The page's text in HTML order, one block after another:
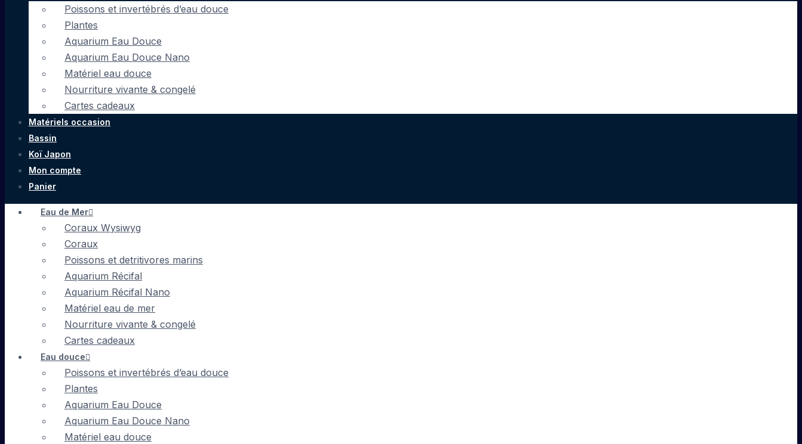
Poissons et invertébrés d’eau douce
Plantes
Aquarium Eau Douce
Aquarium Eau Douce Nano
Matériel eau douce
Nourriture vivante & congelé
Cartes cadeaux
Matériels occasion
Bassin
Koï Japon
Mon compte
Panier
Eau de Mer
Coraux Wysiwyg
Coraux
Poissons et detritivores marins
Aquarium Récifal
Aquarium Récifal Nano
Matériel eau de mer
Nourriture vivante & congelé
Cartes cadeaux
Eau douce
Poissons et invertébrés d’eau douce
Plantes
Aquarium Eau Douce
Aquarium Eau Douce Nano
Matériel eau douce